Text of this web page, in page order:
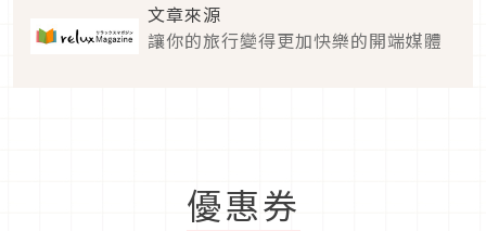
文章來源
讓你的旅行變得更加快樂的開端媒體
優惠券